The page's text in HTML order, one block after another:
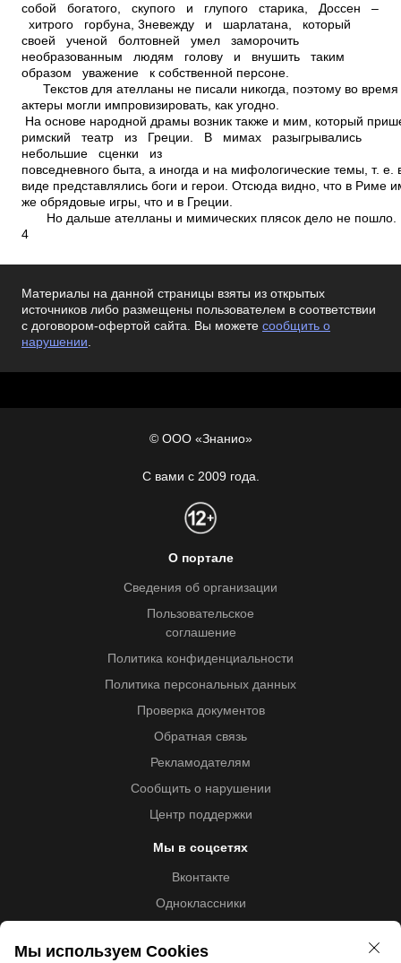
собой богатого, скупого и глупого старика, Доссен –
хитрого горбуна, 3невежду и шарлатана, который
своей ученой болтовней умел заморочить
необразованным людям голову и внушить таким
образом уважение к собственной персоне.
Текстов для ателланы не писали никогда, поэтому во время
актеры могли импровизировать, как угодно.
На основе народной драмы возник также и мим, который
римский театр из Греции. В мимах разыгрывались
небольшие сценки из
повседневного быта, а иногда и на мифологические темы, т. е.
виде представлялись боги и герои. Отсюда видно, что в Риме
же обрядовые игры, что и в Греции.
Но дальше ателланы и мимических плясок дело не пошло.
4
Материалы на данной страницы взяты из открытых
источников либо размещены пользователем в соответствии
с договором-офертой сайта. Вы можете сообщить о
нарушении.
© ООО «Знанио»
С вами с 2009 года.
О портале
Сведения об организации
Пользовательское
соглашение
Политика конфиденциальности
Политика персональных данных
Проверка документов
Обратная связь
Рекламодателям
Сообщить о нарушении
Центр поддержки
Мы в соцсетях
Вконтакте
Одноклассники
Мы используем Cookies